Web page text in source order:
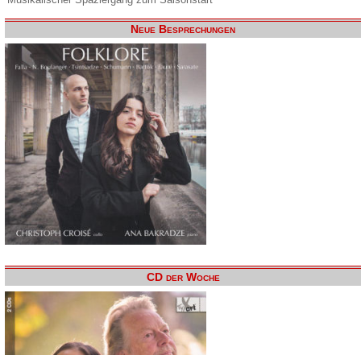
Neue Besprechungen
CD der Woche